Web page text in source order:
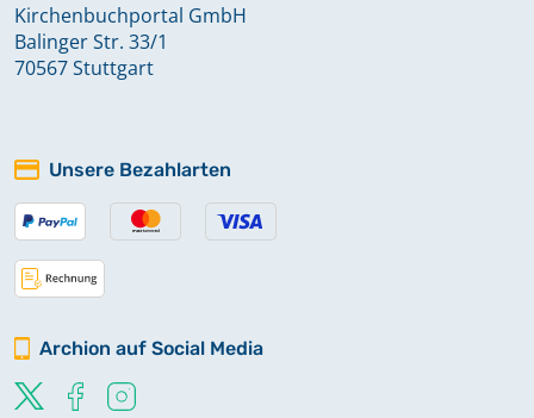
Kirchenbuchportal GmbH
Balinger Str. 33/1
70567 Stuttgart
Unsere Bezahlarten
Archion auf Social Media